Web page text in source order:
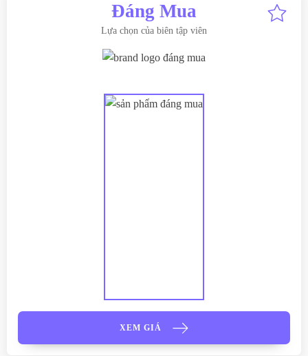
Đáng Mua
Lựa chọn của biên tập viên
XEM GIÁ